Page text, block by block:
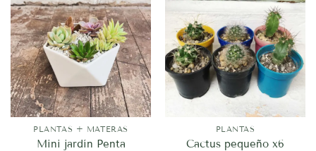
PLANTAS + MATERAS
Mini jardín Penta
PLANTAS
Cactus pequeño x6